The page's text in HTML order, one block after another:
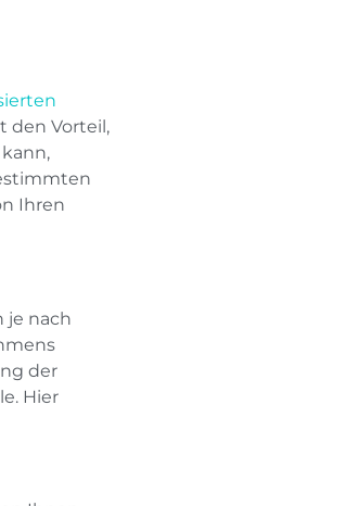
den Vorteil,
Ihren
je nach
der
Hier